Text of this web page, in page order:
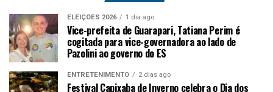
ELEIÇÕES 2026 1 dia ago
Vice-prefeita de Guarapari, Tatiana Perim é
cogitada para vice-governadora ao lado de
Pazolini ao governo do ES
ENTRETENIMENTO 2 dias ago
Festival Capixaba de Inverno celebra o Dia dos